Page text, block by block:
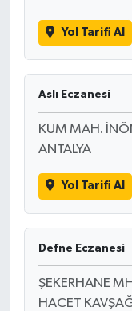
Yol Tarifi Al
Aslı Eczanesi
KUM MAH.
ANTALYA
Yol Tarifi Al
Defne Eczanesi
ŞEKERHANE
HACET